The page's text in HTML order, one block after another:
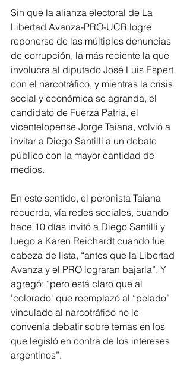
Sin que la alianza electoral de La
Libertad Avanza-PRO-UCR logre
reponerse de las múltiples denuncias
de corrupción, la más reciente la que
involucra al diputado José Luis Espert
con el narcotráfico, y mientras la crisis
social y económica se agranda, el
candidato de Fuerza Patria, el
vicentelopense Jorge Taiana, volvió a
invitar a Diego Santilli a un debate
público con la mayor cantidad de
medios.
En este sentido, el peronista Taiana
recuerda, vía redes sociales, cuando
hace 10 días invitó a Diego Santilli y
luego a Karen Reichardt cuando fue
cabeza de lista, “antes que la Libertad
Avanza y el PRO lograran bajarla”. Y
agregó: “pero está claro que al
'colorado' que reemplazó al “pelado”
vinculado al narcotráfico no le
convenía debatir sobre temas en los
que legisló en contra de los intereses
argentinos”.